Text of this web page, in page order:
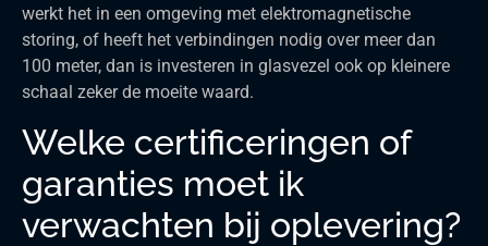
werkt het in een omgeving met elektromagnetische
storing, of heeft het verbindingen nodig over meer dan
100 meter, dan is investeren in glasvezel ook op kleinere
schaal zeker de moeite waard.
Welke certificeringen of
garanties moet ik
verwachten bij oplevering?